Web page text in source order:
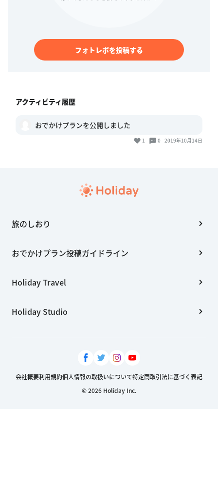
フォトレポを投稿する
アクティビティ履歴
おでかけプランを公開しました
1 0 2019年10月14日
旅のしおり
おでかけプラン投稿ガイドライン
Holiday Travel
Holiday Studio
会社概要利用規約個人情報の取扱いについて特定商取引法に基づく表記
© 2026 Holiday Inc.